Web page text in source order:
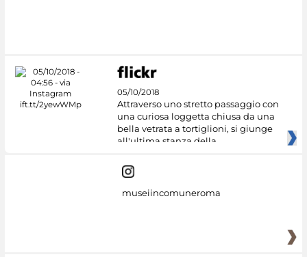
05/10/2018
Attraverso uno stretto passaggio con
una curiosa loggetta chiusa da una
bella vetrata a tortiglioni, si giunge
all'ultima stanza della
museiincomuneroma